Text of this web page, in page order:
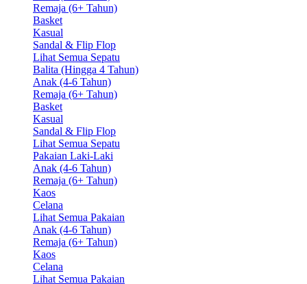
Remaja (6+ Tahun)
Basket
Kasual
Sandal & Flip Flop
Lihat Semua Sepatu
Balita (Hingga 4 Tahun)
Anak (4-6 Tahun)
Remaja (6+ Tahun)
Basket
Kasual
Sandal & Flip Flop
Lihat Semua Sepatu
Pakaian Laki-Laki
Anak (4-6 Tahun)
Remaja (6+ Tahun)
Kaos
Celana
Lihat Semua Pakaian
Anak (4-6 Tahun)
Remaja (6+ Tahun)
Kaos
Celana
Lihat Semua Pakaian